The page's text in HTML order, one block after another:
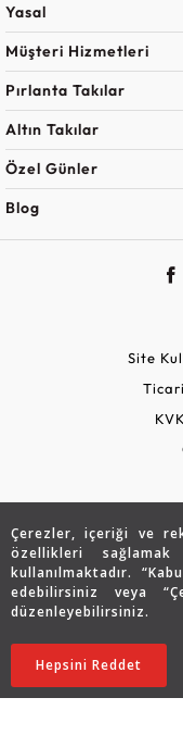
Çerezler, içeriği ve
özellikleri
kullanılmaktadır.
edebilirsiniz veya
düzenleyebilirsiniz.
Hepsini Reddet
98.904 TL
69.233TL
Yasal
Müşteri Hizmetleri
Pırlanta Takılar
Altın Takılar
Özel Günler
Blog
Site
Copyright © 2026